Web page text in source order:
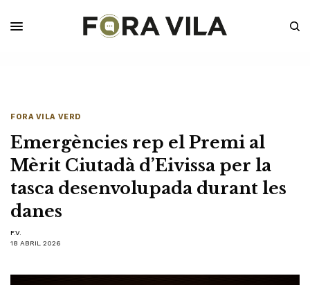
FORA VILA VERD
Emergències rep el Premi al
Mèrit Ciutadà d’Eivissa per la
tasca desenvolupada durant les
danes
F.V.
18 ABRIL 2026